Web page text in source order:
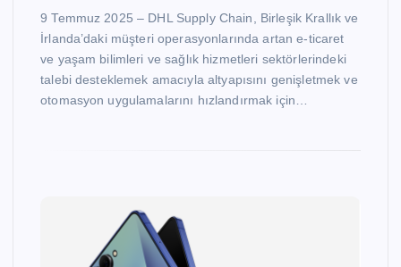
9 Temmuz 2025 – DHL Supply Chain, Birleşik Krallık ve
İrlanda’daki müşteri operasyonlarında artan e-ticaret
ve yaşam bilimleri ve sağlık hizmetleri sektörlerindeki
talebi desteklemek amacıyla altyapısını genişletmek ve
otomasyon uygulamalarını hızlandırmak için…